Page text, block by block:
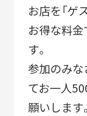
お店を「ゲ
お得な料
す。
参加のみな
てお一人
願いします。